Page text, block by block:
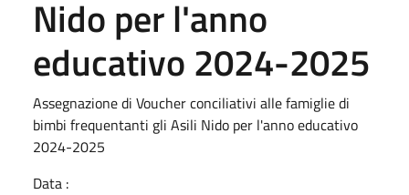
Nido per l'anno
educativo 2024-2025
Assegnazione di Voucher conciliativi alle famiglie di
bimbi frequentanti gli Asili Nido per l'anno educativo
2024-2025
Data :